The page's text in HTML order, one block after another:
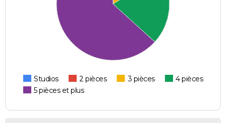
Studios 2 pièces 3 pièces
4 pièces
5 pièces et plus